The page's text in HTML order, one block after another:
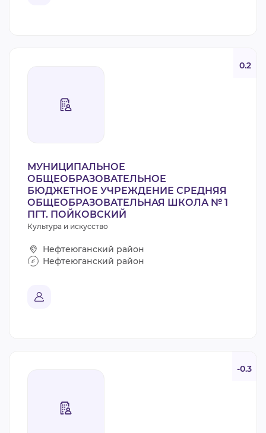
0.2
МУНИЦИПАЛЬНОЕ
ОБЩЕОБРАЗОВАТЕЛЬНОЕ
БЮДЖЕТНОЕ УЧРЕЖДЕНИЕ СРЕДНЯЯ
ОБЩЕОБРАЗОВАТЕЛЬНАЯ ШКОЛА № 1
ПГТ. ПОЙКОВСКИЙ
Культура и искусство
Нефтеюганский район
Нефтеюганский район
-0.3